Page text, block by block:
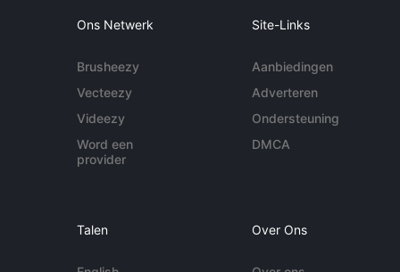
Ons Netwerk
Brusheezy
Vecteezy
Videezy
Word een
provider
Site-Links
Aanbiedingen
Adverteren
Ondersteuning
DMCA
Talen Over Ons